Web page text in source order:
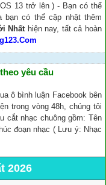
13 trở lên ) - Bạn có thể
có thể cập nhật thêm
Nhấthiện nay, tất cả hoàn
yêu cầu
ô bình luận Facebook bên
trong vòng 48h, chúng tôi
cắt nhạc chuông gồm: Tên
đoạn nhạc ( Lưu ý: Nhạc
2026